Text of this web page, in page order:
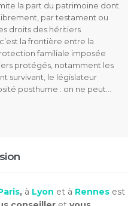
la part du patrimoine dont
par testament ou
droits des héritiers
la frontière entre la
familiale imposée
protégés, notamment les
survivant, le législateur
posthume : on ne peut…
, à Lyon et à Rennes est